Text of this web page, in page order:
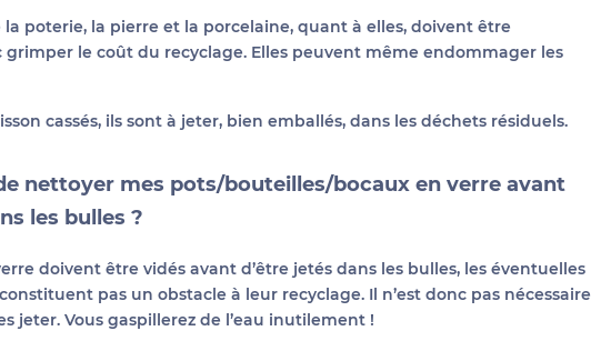
poterie, la pierre et la porcelaine, quant à elles, doivent être
le coût du recyclage. Elles peuvent même endommager les
cassés, ils sont à jeter, bien emballés, dans les déchets résiduels.
nettoyer mes pots/bouteilles/bocaux en verre avant
les bulles ?
doivent être vidés avant d’être jetés dans les bulles, les éventuelles
pas un obstacle à leur recyclage. Il n’est donc pas nécessaire
jeter. Vous gaspillerez de l’eau inutilement !